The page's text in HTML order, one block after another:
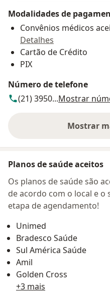
Modalidades de
Convênios médicos
Detalhes
Cartão de Crédito
PIX
Número de telefone
(21) 3950...Mostrar
Mostrar
Planos de saúde aceitos
Os planos de saúde são
de acordo com o local e
etapa de agendamento!
Unimed
Bradesco Saúde
Sul América Saúde
Amil
Golden Cross
+3 mais